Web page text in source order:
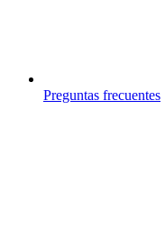
Preguntas frecuentes